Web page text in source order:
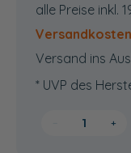
alle Preise inkl.
Versand ins
* UVP des
+